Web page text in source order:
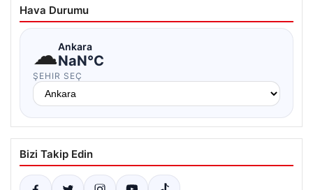
Hava Durumu
☁Ankara
NaN°C
ŞEHIR SEÇ
Bizi Takip Edin